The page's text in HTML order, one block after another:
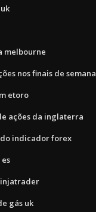
melbourne
nos finais de semana
etoro
ações da inglaterra
indicador forex
gás uk